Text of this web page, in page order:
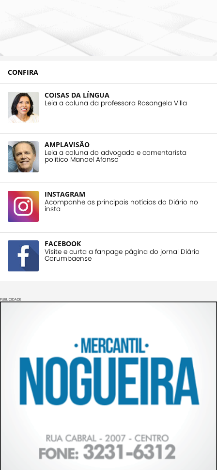
CONFIRA
COISAS DA LÍNGUA
Leia a coluna da professora Rosangela Villa
AMPLAVISÃO
Leia a coluna do advogado e comentarista
político Manoel Afonso
INSTAGRAM
Acompanhe as principais notícias do Diário no
insta
FACEBOOK
Visite e curta a fanpage página do jornal Diário
Corumbaense
PUBLICIDADE